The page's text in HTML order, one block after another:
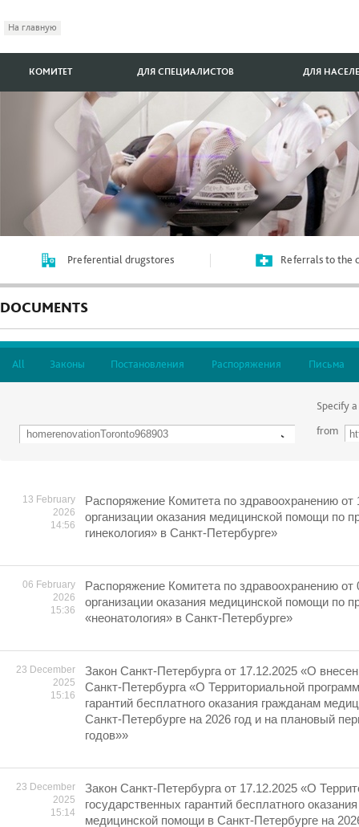
На главную
КОМИТЕТ ДЛЯ СПЕЦИАЛИСТОВ ДЛЯ
Preferential drugstores Referrals to the
DOCUMENTS
All Законы Постановления Распоряжения Письма
Specify
from
13 February
2026
14:56
Распоряжение Комитета по здравоохранению
организации оказания медицинской помощи по
гинекология» в Санкт-Петербурге»
06 February
2026
15:36
Распоряжение Комитета по здравоохранению
организации оказания медицинской помощи по
«неонатология» в Санкт-Петербурге»
23 December
2025
15:16
Закон Санкт-Петербурга от 17.12.2025 «О
Санкт-Петербурга «О Территориальной
гарантий бесплатного оказания гражданам
Санкт-Петербурге на 2026 год и на плановый
годов»»
23 December
2025
15:14
Закон Санкт-Петербурга от 17.12.2025 «О
государственных гарантий бесплатного
медицинской помощи в Санкт-Петербурге на